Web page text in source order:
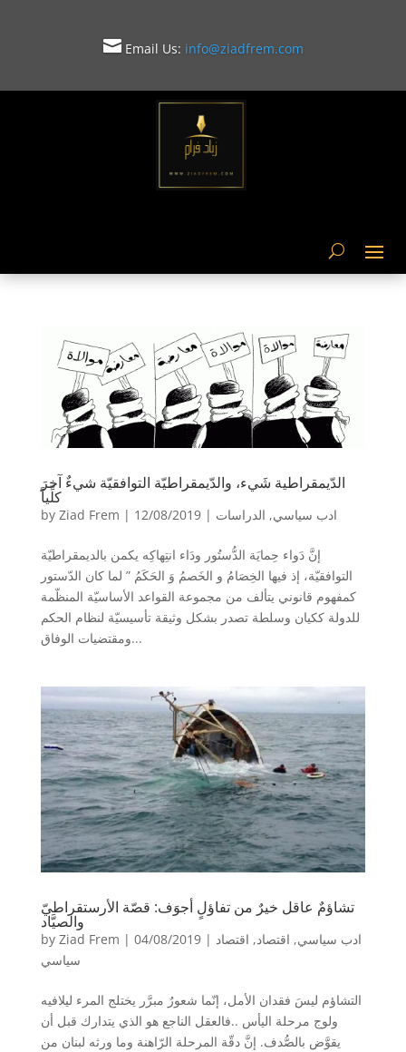
Email Us: info@ziadfrem.com

الدّيمقراطية شَيء، والدّيمقراطيّة التوافقيّة شيءٌ آخرَ
كلِّياً
by Ziad Frem | 12/08/2019| ادب سياسي, الدراسات
إنَّ دَواء حِمايَة الدُّستُور ودَاء انتِهاكِه يكمن بالديمقراطيّة
التوافقيّة، إذ فيها الخِصَامُ و الخَصمُ وَ الحَكَمُ ” لما كان الدّستور
كمفهوم قانوني يتألف من مجموعة القواعد الأساسيّة المنظّمة
للدولة ككيان وسلطة تصدر بشكل وثيقة تأسيسيّة لنظام الحكم
ومقتضيات الوفاق...
تشاؤمٌ عاقل خيرٌ من تفاؤلٍ أجوَف: قصّة الأرستقراطيّ
والصيَّاد
by Ziad Frem | 04/08/2019| ادب سياسي, اقتصاد, اقتصاد
سياسي
التشاؤم ليسَ فقدان الأمل، إنّما شعورٌ مبرَّر يختلج المرء ليلافيه
ولوج مرحلة اليأس ..فالعقل الناجع هو الذي يتدارك قبل أن
يقوَّض بالصُّدف. إنَّ دقّة المرحلة الرّاهنة وما ورثه لبنان من